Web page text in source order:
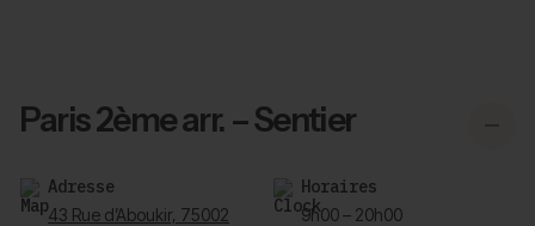
Paris 2ème arr. – Sentier
Adresse
43 Rue d’Aboukir, 75002
Horaires
9h00 – 20h00